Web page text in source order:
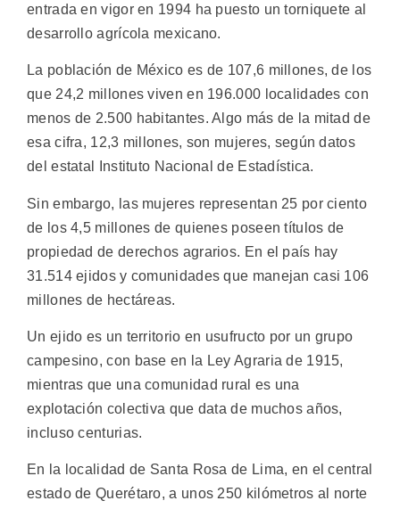
entrada en vigor en 1994 ha puesto un torniquete al
desarrollo agrícola mexicano.
La población de México es de 107,6 millones, de los
que 24,2 millones viven en 196.000 localidades con
menos de 2.500 habitantes. Algo más de la mitad de
esa cifra, 12,3 millones, son mujeres, según datos
del estatal Instituto Nacional de Estadística.
Sin embargo, las mujeres representan 25 por ciento
de los 4,5 millones de quienes poseen títulos de
propiedad de derechos agrarios. En el país hay
31.514 ejidos y comunidades que manejan casi 106
millones de hectáreas.
Un ejido es un territorio en usufructo por un grupo
campesino, con base en la Ley Agraria de 1915,
mientras que una comunidad rural es una
explotación colectiva que data de muchos años,
incluso centurias.
En la localidad de Santa Rosa de Lima, en el central
estado de Querétaro, a unos 250 kilómetros al norte